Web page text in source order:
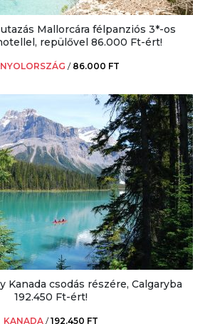
Mallorcára félpanziós 3*-os
repülővel 86.000 Ft-ért!
/ 86.000 FT
Kanada csodás részére, Calgaryba
192.450 Ft-ért!
KANADA /192.450 FT